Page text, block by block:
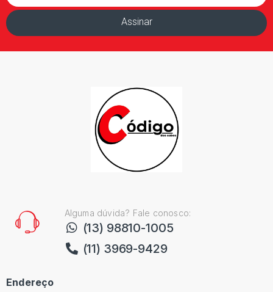
Assinar
Alguma dúvida? Fale conosco:
(13) 98810-1005
(11) 3969-9429
Endereço